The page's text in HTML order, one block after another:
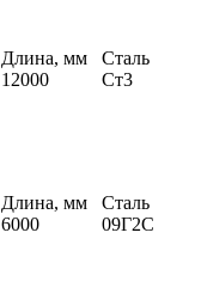
Длина, мм
12000
Сталь
Ст3
Длина, мм
6000
Сталь
09Г2С